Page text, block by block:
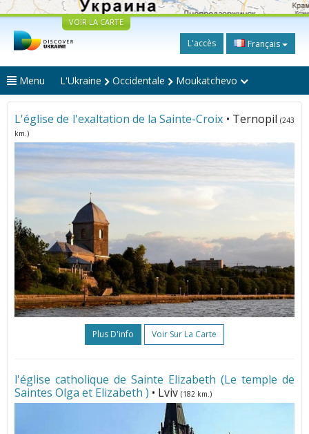
VOIR LA CARTE
L'accès Français
Menu L'Ukraine Occidentale Moukatchevo
L'église de l'exaltation de la Sainte-Croix • Ternopil (243
km.)
Plus D'info Voir Sur La Carte
l'église catholique de Sainte Elizabeth (Le temple de
Saintes Olga et Elizabeth ) • Lviv (182 km.)